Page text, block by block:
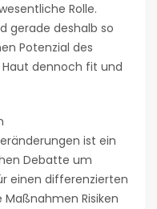
Rolle.
gerade deshalb so
Potenzial des
dennoch fit und
ist ein
Debatte um
einen differenzierten
Maßnahmen Risiken